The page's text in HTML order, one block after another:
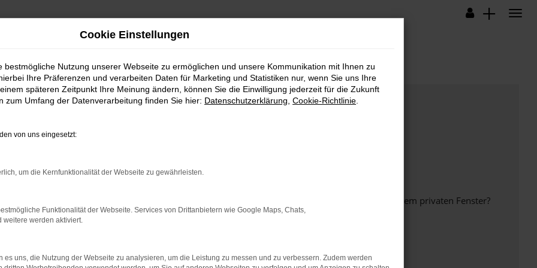
bestimmter Seiten verhindern. Funktioniert die Seite in einem anderen Browser oder in einem privaten Fenster?
beheben.
auf dem neuesten Stand sind.
kann auch dazu führen, dass bestimmte Funktionen nicht mehr unterstützt werden.
Cookie Einstellungen
bestmögliche Nutzung unserer Webseite zu ermöglichen und unsere Kommunikation mit Ihnen zu
Ihre Präferenzen und verarbeiten Daten für Marketing und Statistiken nur, wenn Sie uns Ihre
späteren Zeitpunkt Ihre Meinung ändern, können Sie die Einwilligung jederzeit für die Zukunft
zum Umfang der Datenverarbeitung finden Sie hier: Datenschutzerklärung Cookie-Richtlinie
von uns eingesetzt:
um die Kernfunktionalität der Webseite zu gewährleisten.
Funktionalität der Webseite. Services von Drittanbietern wie Google Maps, Chats,
weitere werden aktiviert.
es uns, die Nutzung der Webseite zu analysieren, um die Leistung zu messen und zu verbessern. Zudem werden